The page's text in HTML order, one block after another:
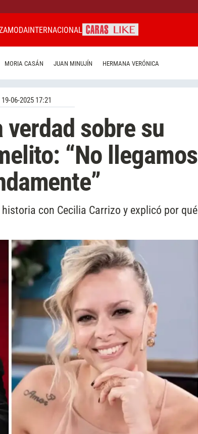
MODAINTERNACIONAL
MORIA CASÁN JUAN MINUJÍN HERMANA VERÓNICA
19-06-2025 17:21
sobre su
“No llegamos
con Cecilia Carrizo y explicó por qué